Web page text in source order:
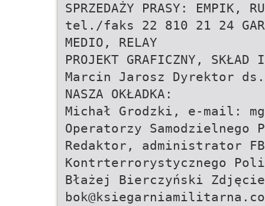
SPRZEDAŻY PRASY: EMPIK,
tel./faks 22 810 21 24
MEDIO, RELAY
PROJEKT GRAFICZNY,
Marcin Jarosz Dyrektor
NASZA OKŁADKA:
Michał Grodzki, e-mail:
Operatorzy Samodzielnego
Redaktor, administrator FB
Kontrterrorystycznego
Błażej Bierczyński